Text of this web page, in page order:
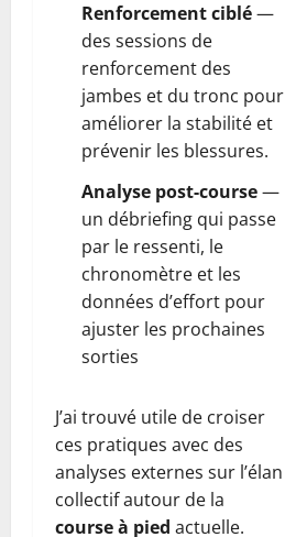
Renforcement ciblé—
des sessions de
renforcement des
jambes et du tronc pour
améliorer la stabilité et
prévenir les blessures.
Analyse post-course—
un débriefing qui passe
par le ressenti, le
chronomètre et les
données d’effort pour
ajuster les prochaines
sorties
J’ai trouvé utile de croiser
ces pratiques avec des
analyses externes sur l’élan
collectif autour de la
course à pied actuelle.